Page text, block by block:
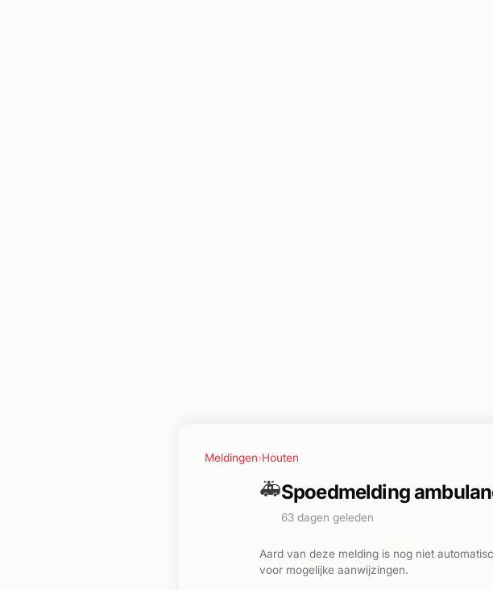
Meldingen›Houten
🚑Spoedmelding
63 dagen geleden
Aard van deze melding is nog niet
voor mogelijke aanwijzingen.